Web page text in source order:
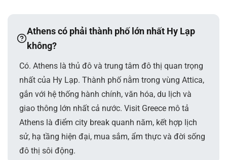
Athens có phải thành phố lớn nhất Hy Lạp
không?
Có. Athens là thủ đô và trung tâm đô thị quan trọng
nhất của Hy Lạp. Thành phố nằm trong vùng Attica,
gắn với hệ thống hành chính, văn hóa, du lịch và
giao thông lớn nhất cả nước. Visit Greece mô tả
Athens là điểm city break quanh năm, kết hợp lịch
sử, hạ tầng hiện đại, mua sắm, ẩm thực và đời sống
đô thị sôi động.